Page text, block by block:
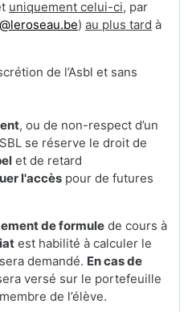
uniquement celui-ci, par
) au plus tard à
de l’Asbl et sans
, ou de non-respect d’un
se réserve le droit de
et de retard
l'accès pour de futures
de formule de cours à
est habilité à calculer le
demandé. En cas de
versé sur le portefeuille
de l’élève.